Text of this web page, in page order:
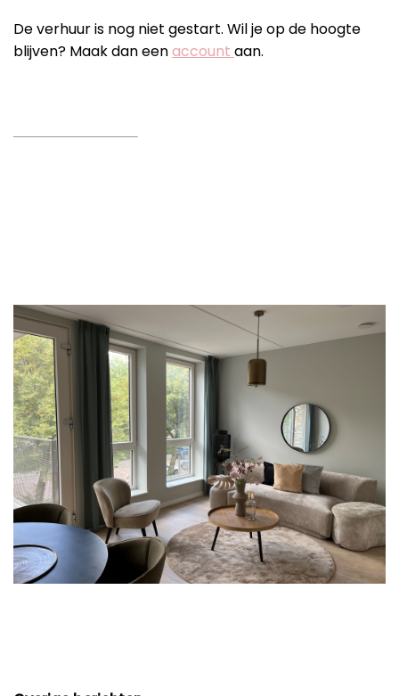
De verhuur is nog niet gestart. Wil je op de hoogte
blijven? Maak dan eenaccount aan.